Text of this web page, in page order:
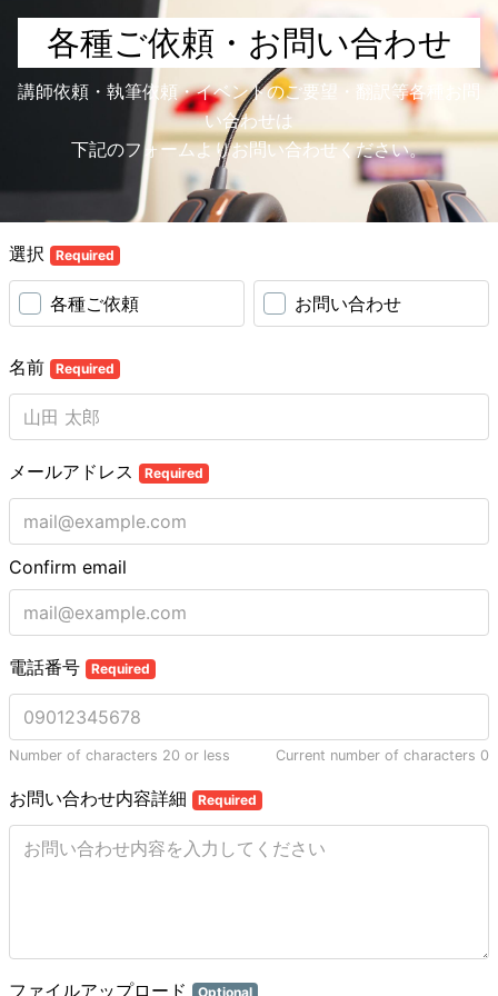
各種ご依頼・お問い合わせ
講師依頼・執筆依頼・イベントのご要望・翻訳等各種お問
い合わせは
下記のフォームよりお問い合わせください。
選択 Required
各種ご依頼 お問い合わせ
名前 Required
メールアドレス Required
Confirm email
電話番号 Required
Number of characters 20 or less Current number of characters 0
お問い合わせ内容詳細 Required
ファイルアップロード Optional